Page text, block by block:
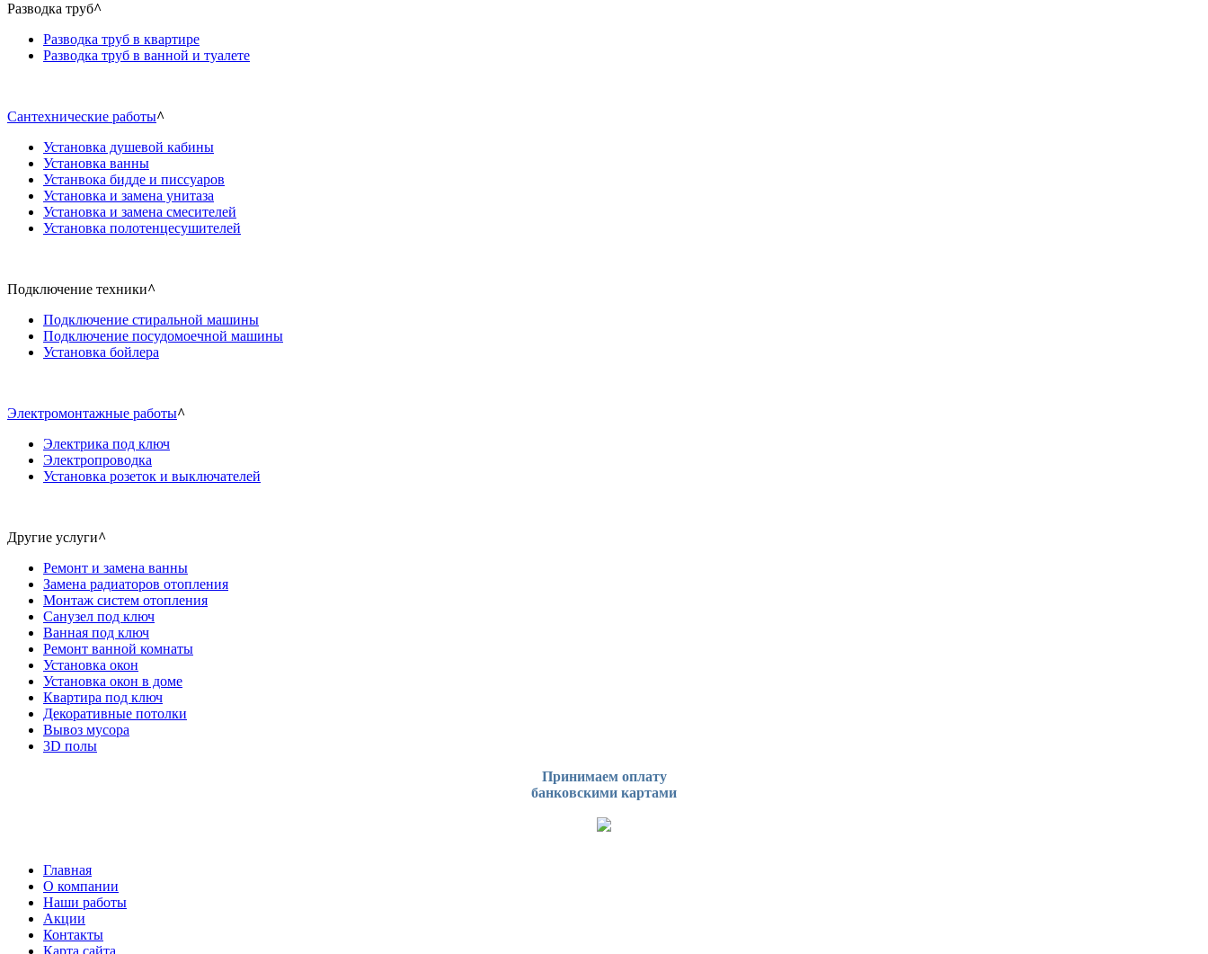
Разводка труб^
Разводка труб в квартире
Разводка труб в ванной и туалете
Сантехнические работы^
Установка душевой кабины
Установка ванны
Устанвока бидде и писсуаров
Установка и замена унитаза
Установка и замена смесителей
Установка полотенцесушителей
Подключение техники^
Подключение стиральной машины
Подключение посудомоечной машины
Установка бойлера
Электромонтажные работы^
Электрика под ключ
Электропроводка
Установка розеток и выключателей
Другие услуги^
Ремонт и замена ванны
Замена радиаторов отопления
Монтаж систем отопления
Санузел под ключ
Ванная под ключ
Ремонт ванной комнаты
Установка окон
Установка окон в доме
Квартира под ключ
Декоративные потолки
Вывоз мусора
3D полы
Принимаем оплату
банковскими картами
Главная
О компании
Наши работы
Акции
Контакты
Карта сайта